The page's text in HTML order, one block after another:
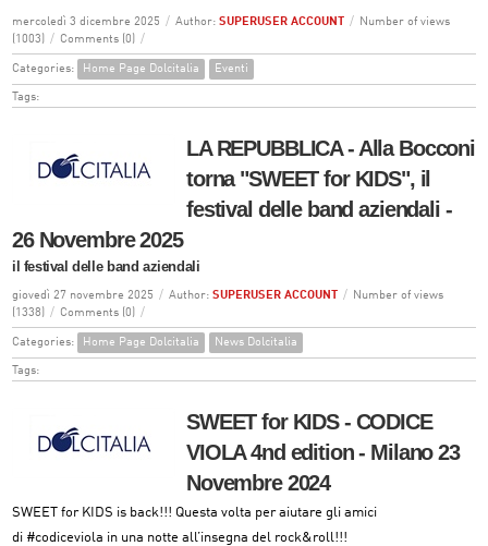
mercoledì 3 dicembre 2025 / Author: SUPERUSER ACCOUNT /
Number of views
(1003)
/ Comments (0) /
Categories: Home Page Dolcitalia Eventi
Tags:
LA REPUBBLICA - Alla Bocconi
torna "SWEET for KIDS", il
festival delle band aziendali -
26 Novembre 2025
il festival delle band aziendali
giovedì 27 novembre 2025 / Author: SUPERUSER ACCOUNT /
Number of views
(1338)
/ Comments (0) /
Categories: Home Page Dolcitalia News Dolcitalia
Tags:
SWEET for KIDS - CODICE
VIOLA 4nd edition - Milano 23
Novembre 2024
SWEET for KIDS is back!!! Questa volta per aiutare gli amici
di #codiceviola in una notte all’insegna del rock&roll!!!